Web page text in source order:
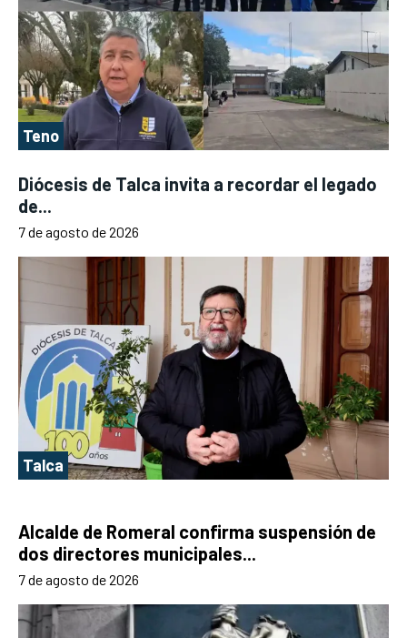
Teno
Diócesis de Talca invita a recordar el legado
de...
7 de agosto de 2026
Talca
Alcalde de Romeral confirma suspensión de
dos directores municipales...
7 de agosto de 2026